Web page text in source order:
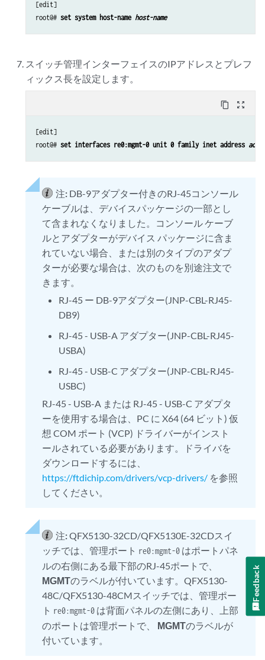
[edit]
root@# set system host-name host-name
スイッチ管理インターフェイスのIPアドレスとプレフ
ィックス長を設定します。
content_copy zoom_out_map
[edit]
root@# set interfaces re0:mgmt-0 unit 0 family inet address
注: DB-9アダプター付きのRJ-45コンソール
ケーブルは、デバイスパッケージの一部とし
て含まれなくなりました。コンソール ケーブ
ルとアダプターがデバイス パッケージに含ま
れていない場合、または別のタイプのアダプ
ターが必要な場合は、次のものを別途注文で
きます。
RJ-45 ー DB-9アダプター(JNP-CBL-RJ45-
DB9)
RJ-45 - USB-A アダプター(JNP-CBL-RJ45-
USBA)
RJ-45 - USB-C アダプター(JNP-CBL-RJ45-
USBC)
RJ-45 - USB-A または RJ-45 - USB-C アダプタ
ーを使用する場合は、PC に X64 (64 ビット) 仮
想 COM ポート (VCP) ドライバーがインスト
ールされている必要があります。ドライバを
ダウンロードするには、
https://ftdichip.com/drivers/vcp-drivers/ を参照
してください。
注:QFX5130-32CD/QFX5130E-32CDスイ
ッチでは、管理ポート re0:mgmt-0 はポートパネ
ルの右側にある最下部のRJ-45ポートで、
MGMTのラベルが付いています。QFX5130-
48C/QFX5130-48CMスイッチでは、管理ポー
ト re0:mgmt-0 は背面パネルの左側にあり、上部
のポートは管理ポートで、 MGMTのラベルが
付いています。
Feedback